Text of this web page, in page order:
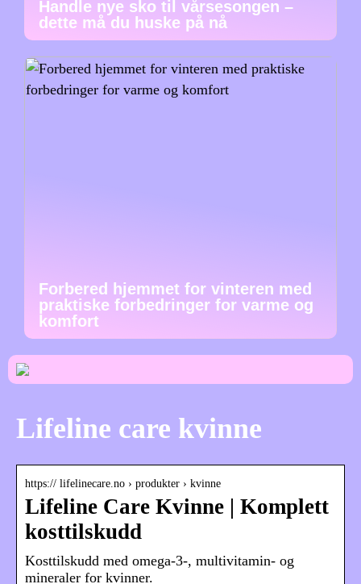
Handle nye sko til vårsesongen –
dette må du huske på nå
Forbered hjemmet for vinteren med
praktiske forbedringer for varme og
komfort
Lifeline care kvinne
https:// lifelinecare.no › produkter › kvinne
Lifeline Care Kvinne | Komplett
kosttilskudd
Kosttilskudd med omega-3-, multivitamin- og
mineraler for kvinner.